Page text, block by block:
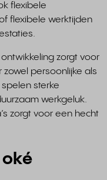
flexibele
flexibele werktijden
zorgt voor
persoonlijke als
sterke
werkgeluk.
zorgt voor een hecht
oké